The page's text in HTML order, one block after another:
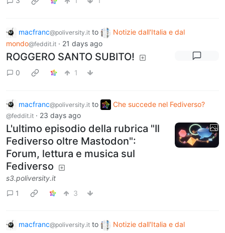
macfranc@poliversity.it to
Notizie dall'Italia e dal
mondo@feddit.it · 21 days ago
ROGGERO SANTO SUBITO!
0 1
macfranc@poliversity.it to Che succede nel Fediverso?
@feddit.it · 23 days ago
L'ultimo episodio della rubrica "Il
Fediverso oltre Mastodon":
Forum, lettura e musica sul
Fediverso
s3.poliversity.it
1
3
macfranc@poliversity.it to
Notizie dall'Italia e dal